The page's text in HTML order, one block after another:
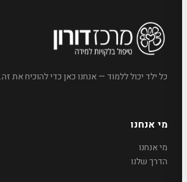
כל ילד יכול ללמוד — אנחנו כאן כדי להוכיח את זה.
מי אנחנו
מי אנחנו
הדרך שלנו